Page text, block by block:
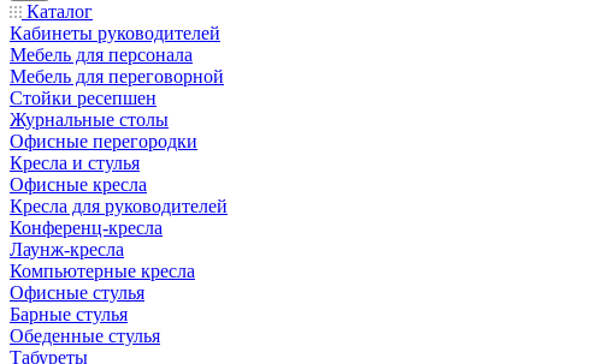
Каталог
Кабинеты руководителей
Мебель для персонала
Мебель для переговорной
Стойки ресепшен
Журнальные столы
Офисные перегородки
Кресла и стулья
Офисные кресла
Кресла для руководителей
Конференц-кресла
Лаунж-кресла
Компьютерные кресла
Офисные стулья
Барные стулья
Обеденные стулья
Табуреты